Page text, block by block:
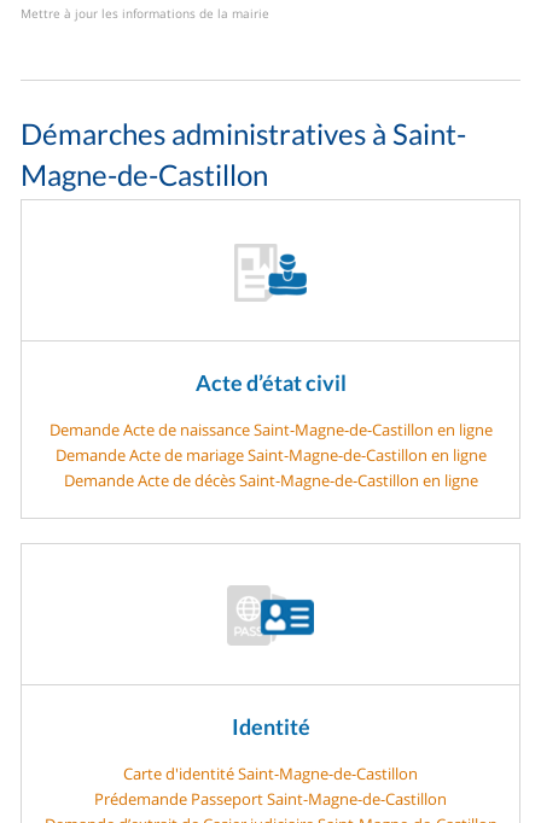
Mettre à jour les informations de la mairie
Démarches administratives à Saint-
Magne-de-Castillon
Acte d’état civil
Demande Acte de naissance Saint-Magne-de-Castillon en ligne
Demande Acte de mariage Saint-Magne-de-Castillon en ligne
Demande Acte de décès Saint-Magne-de-Castillon en ligne
Identité
Carte d'identité Saint-Magne-de-Castillon
Prédemande Passeport Saint-Magne-de-Castillon